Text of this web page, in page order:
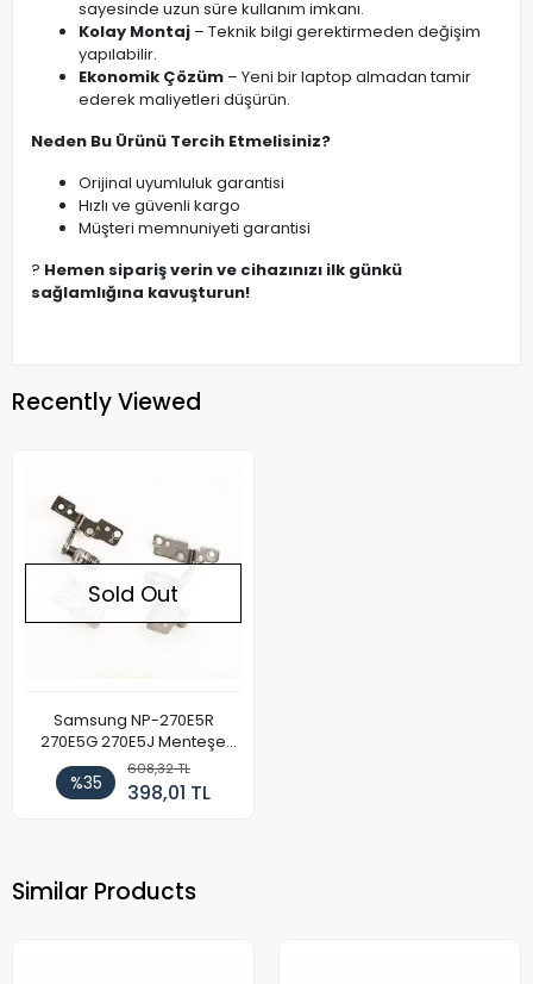
sayesinde uzun süre kullanım imkanı.
Kolay Montaj – Teknik bilgi gerektirmeden değişim
yapılabilir.
Ekonomik Çözüm – Yeni bir laptop almadan tamir
ederek maliyetleri düşürün.
Neden Bu Ürünü Tercih Etmelisiniz?
Orijinal uyumluluk garantisi
Hızlı ve güvenli kargo
Müşteri memnuniyeti garantisi
? Hemen sipariş verin ve cihazınızı ilk günkü
sağlamlığına kavuşturun!
Recently Viewed
Sold Out
Samsung NP-270E5R
270E5G 270E5J Menteşe
Takımı Sağ-Sol
%35
608,32 TL
398,01 TL
Similar Products